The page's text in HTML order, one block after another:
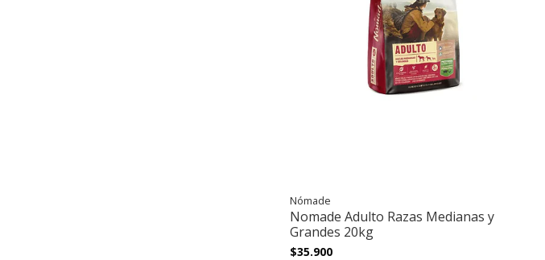
Nómade
Nomade Adulto Razas Medianas y
Grandes 20kg
$35.900